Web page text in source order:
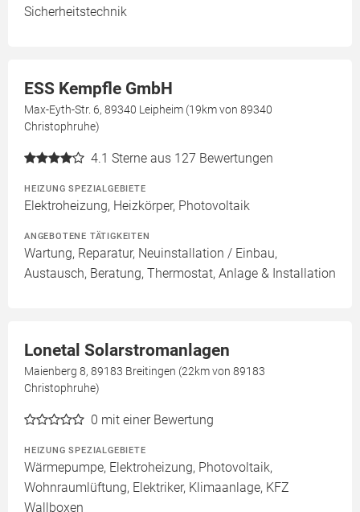
Sicherheitstechnik
ESS Kempfle GmbH
Max-Eyth-Str. 6, 89340 Leipheim (19km von 89340
Christophruhe)
4.1 Sterne aus 127 Bewertungen
HEIZUNG SPEZIALGEBIETE
Elektroheizung, Heizkörper, Photovoltaik
ANGEBOTENE TÄTIGKEITEN
Wartung, Reparatur, Neuinstallation / Einbau,
Austausch, Beratung, Thermostat, Anlage & Installation
Lonetal Solarstromanlagen
Maienberg 8, 89183 Breitingen (22km von 89183
Christophruhe)
0 mit einer Bewertung
HEIZUNG SPEZIALGEBIETE
Wärmepumpe, Elektroheizung, Photovoltaik,
Wohnraumlüftung, Elektriker, Klimaanlage, KFZ
Wallboxen